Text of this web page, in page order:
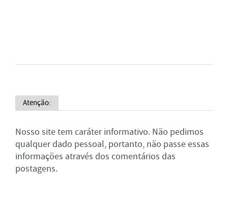
Atenção:
Nosso site tem caráter informativo. Não pedimos
qualquer dado pessoal, portanto, não passe essas
informações através dos comentários das
postagens.